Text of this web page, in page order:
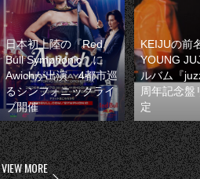
日本初上陸の『Red
Bull Symphonic』に
Awichが出演 4都市巡
るシンフォニックライ
ブ開催
KEIJUの前
YOUNG
ルバム『
周年記念盤
定
VIEW MORE